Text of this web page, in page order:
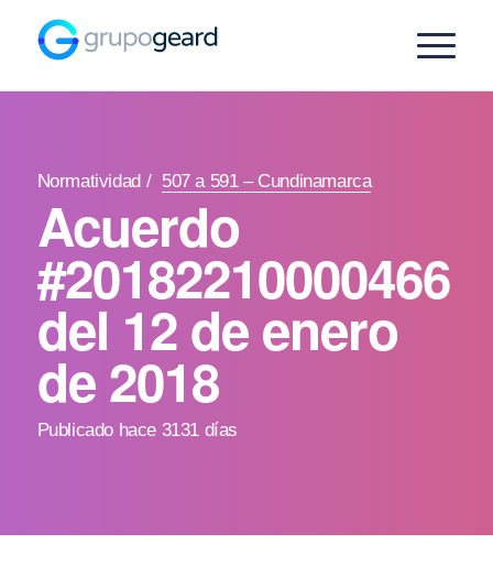
Normatividad / 507 a 591 – Cundinamarca
Acuerdo
#20182210000466
del 12 de enero
de 2018
Publicado hace 3131 días